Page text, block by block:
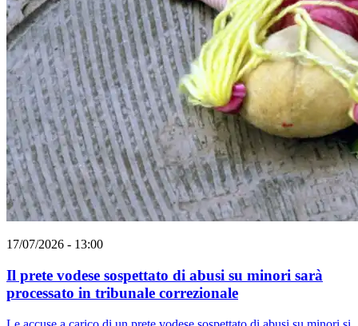
17/07/2026 - 13:00
Il prete vodese sospettato di abusi su minori sarà
processato in tribunale correzionale